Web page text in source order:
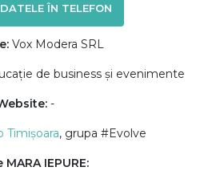
ÎN TELEFON
Vox Modera SRL
de business și evenimente
-
Timișoara, grupa #Evolve
MARA IEPURE: